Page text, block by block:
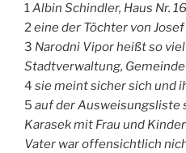
1Albin Schindler, Haus Nr.
2eine der Töchter von
3 Narodni Vipor heißt so
Stadtverwaltung,
4 sie meint sicher sich und
5 auf der Ausweisungsliste
Karasek mit Frau und
Vater war offensichtlich